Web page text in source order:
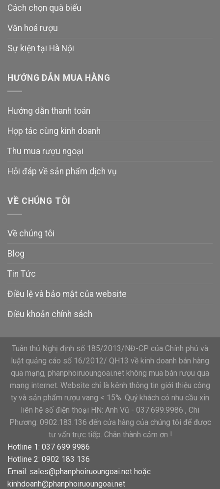
Cách chọn quà biếu
Văn hoá rượu
Sự kiện tại Hà Nội
HƯỚNG DẪN MUA HÀNG
Hướng dẫn thanh toán
Hợp tác cùng kinh doanh
Thu mua rượu ngoại
Hỏi đáp về sản phẩm dịch vụ
VỀ CHÚNG TÔI
Về chúng tôi
Blog
Tin Tức
Điều lệ và bảo mật của website
Điều khoản chính sách
Tuân thủ Nghị định số 185/2013/NĐ-CP của Chính phủ và
luật quảng cáo số 16/2012/ QH13 về kinh doanh bán hàng
qua mạng, phanphoiruoungoai.net không mua bán rượu qua
mạng internet. Website chỉ là kênh thông tin giới thiệu công
ty và sản phẩm rượu vang < 15%. Quý khách có nhu cầu xin
liên hệ số điện thoại HN: Anh Vũ - 037.699.9986 , Chi
Phương: 0902.183.136 đến cửa hàng của chúng tôi để được
tư vấn trực tiếp. Chân thành cảm ơn !
Hotline 1: 037 699 9986
Hotline 2: 0902 183 136
Email: sales@phanphoiruoungoai.net hoặc
kinhdoanh@phanphoiruoungoai.net